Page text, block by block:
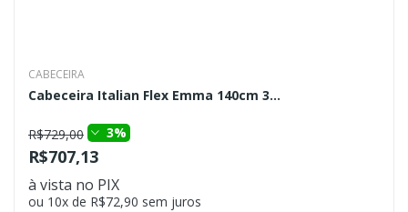
CABECEIRA
Cabeceira Italian Flex Emma 140cm 3...
R$729,00 3%
R$707,13
à vista no PIX
ou 10x de R$72,90 sem juros